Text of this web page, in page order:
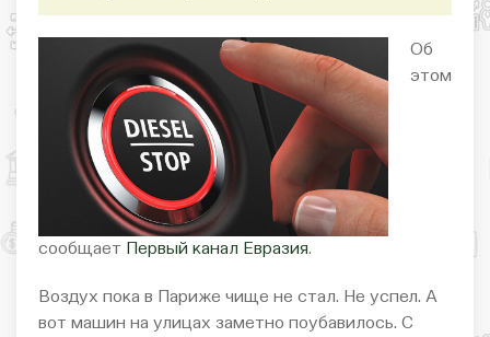
Об
этом
сообщает Первый канал Евразия.
Воздух пока в Париже чище не стал. Не успел. А
вот машин на улицах заметно поубавилось. С